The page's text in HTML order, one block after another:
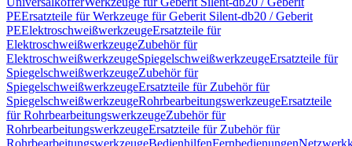
PEErsatzteile für Werkzeuge für Geberit Silent-db20 / Geberit
PEElektroschweißwerkzeugeErsatzteile für
ElektroschweißwerkzeugeZubehör für
ElektroschweißwerkzeugeSpiegelschweißwerkzeugeErsatzteile für
SpiegelschweißwerkzeugeZubehör für
SpiegelschweißwerkzeugeErsatzteile für Zubehör für
SpiegelschweißwerkzeugeRohrbearbeitungswerkzeugeErsatzteile
für RohrbearbeitungswerkzeugeZubehör für
RohrbearbeitungswerkzeugeErsatzteile für Zubehör für
RohrbearbeitungswerkzeugeBedienhilfenFernbedienungen